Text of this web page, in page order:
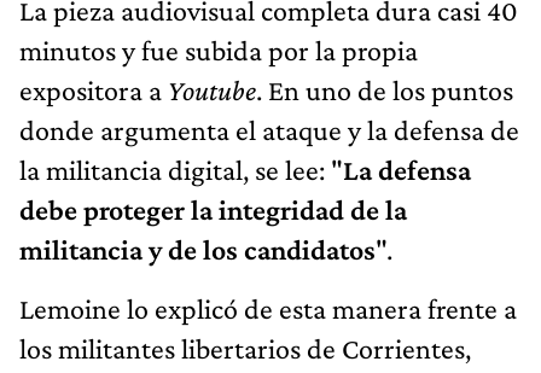
La pieza audiovisual completa dura casi 40
minutos y fue subida por la propia
expositora a Youtube. En uno de los puntos
donde argumenta el ataque y la defensa de
la militancia digital, se lee: "La defensa
debe proteger la integridad de la
militancia y de los candidatos".
Lemoine lo explicó de esta manera frente a
los militantes libertarios de Corrientes,